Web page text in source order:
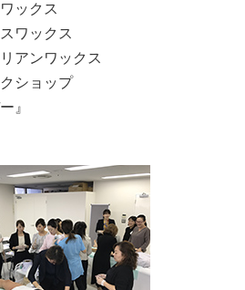
ックス
ワックス
アンワックス
ショップ
』